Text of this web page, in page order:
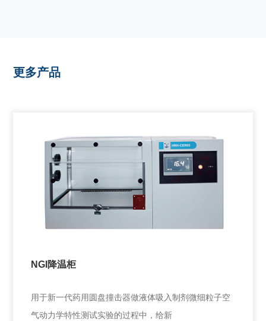
更多产品
NGI降温柜
用于新一代药用圆盘撞击器做液体吸入制剂微细粒子空
气动力学特性测试实验的过程中，给新